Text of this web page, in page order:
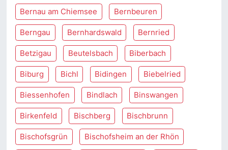
Bernau am Chiemsee Bernbeuren
Berngau Bernhardswald Bernried
Betzigau Beutelsbach Biberbach
Biburg Bichl Bidingen Biebelried
Biessenhofen Bindlach Binswangen
Birkenfeld Bischberg Bischbrunn
Bischofsgrün Bischofsheim an der Rhön